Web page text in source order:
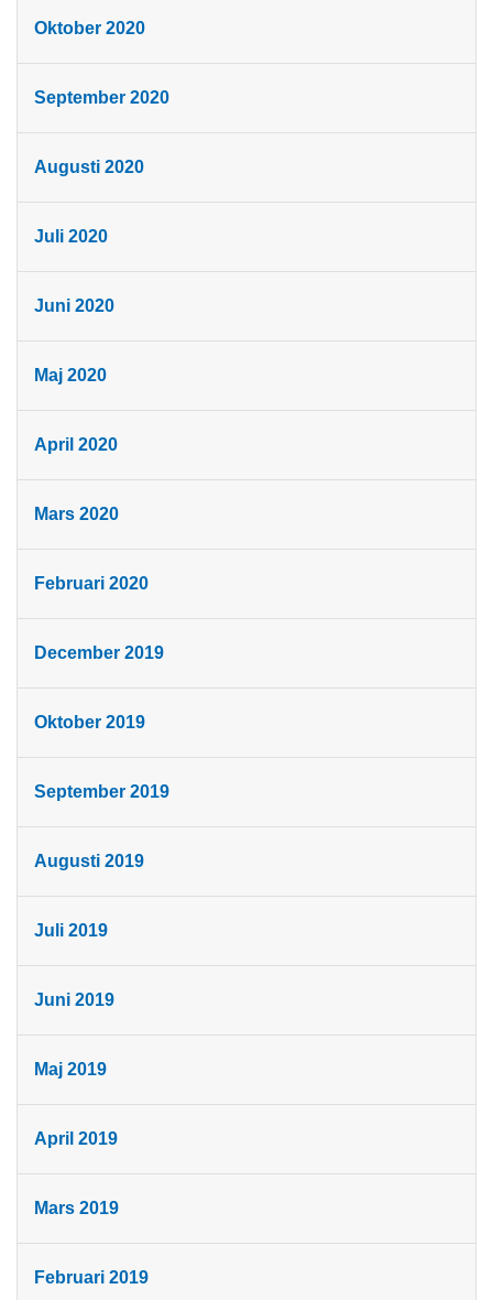
Oktober 2020
September 2020
Augusti 2020
Juli 2020
Juni 2020
Maj 2020
April 2020
Mars 2020
Februari 2020
December 2019
Oktober 2019
September 2019
Augusti 2019
Juli 2019
Juni 2019
Maj 2019
April 2019
Mars 2019
Februari 2019